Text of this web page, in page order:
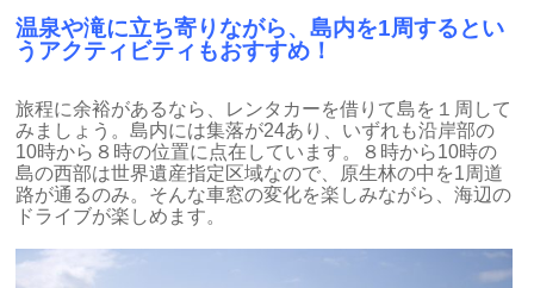
温泉や滝に立ち寄りながら、島内を1周するとい
うアクティビティもおすすめ！
旅程に余裕があるなら、レンタカーを借りて島を１周して
みましょう。島内には集落が24あり、いずれも沿岸部の
10時から８時の位置に点在しています。８時から10時の
島の西部は世界遺産指定区域なので、原生林の中を1周道
路が通るのみ。そんな車窓の変化を楽しみながら、海辺の
ドライブが楽しめます。